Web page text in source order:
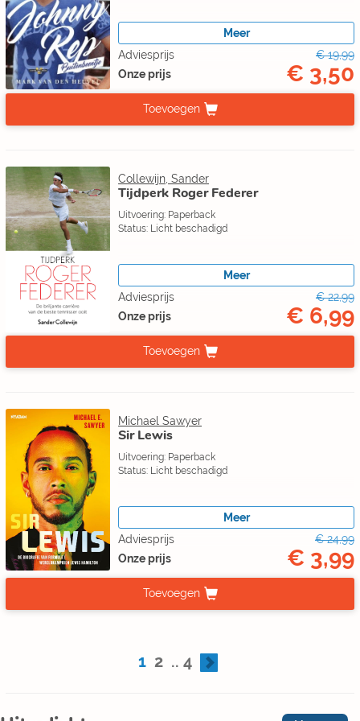
Meer
Adviesprijs
€ 19,99
Onze prijs
€ 3,50
Toevoegen
Collewijn, Sander
Tijdperk Roger Federer
Uitvoering: Paperback
Status: Licht beschadigd
Meer
Adviesprijs
€ 22,99
Onze prijs
€ 6,99
Toevoegen
Michael Sawyer
Sir Lewis
Uitvoering: Paperback
Status: Licht beschadigd
Meer
Adviesprijs
€ 24,99
Onze prijs
€ 3,99
Toevoegen
1 2 .. 4